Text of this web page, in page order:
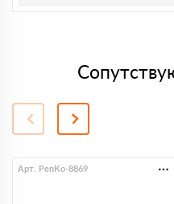
Арт. PenKo-8869